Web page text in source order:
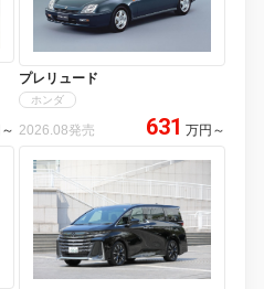
～
プレリュード
ホンダ
2026.08発売 631 万円 ～